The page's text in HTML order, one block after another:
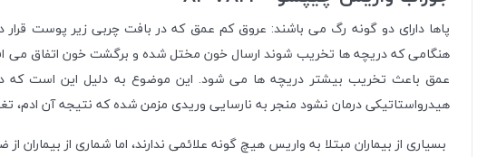
پاها دارای دو گونه رگ می باشند: عروق کم عمق که در بافت چربی زیر پوست قرار
هنگامی که دریچه ها تخریب شوند ارسال خون مختل شده و برگشت خون اتفاق می
عمق باعث تخریب بیشتر دریچه ها می شود. این موضوع به دلیل این است که
هیدرواستاتیکی درمان نشود منجر به نارسایی وریدی مزمن شده که نتیجه آن
بسیاری از بیماران مبتلا به واریس هیچ گونه علائمی ندارند، اما شماری از